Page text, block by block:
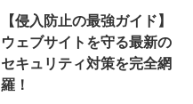
【侵入防止の最強ガイド】
ウェブサイトを守る最新の
セキュリティ対策を完全網
羅！